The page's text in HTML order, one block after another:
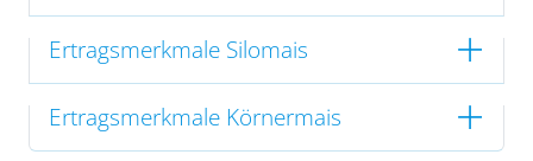
Ertragsmerkmale Silomais
Ertragsmerkmale Körnermais